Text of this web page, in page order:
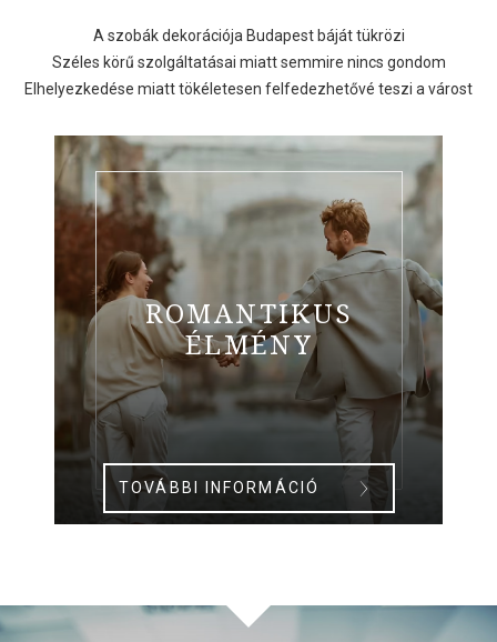
A szobák dekorációja Budapest báját tükrözi
Széles körű szolgáltatásai miatt semmire nincs gondom
Elhelyezkedése miatt tökéletesen felfedezhetővé teszi a várost
ROMANTIKUS
ÉLMÉNY
TOVÁBBI INFORMÁCIÓ